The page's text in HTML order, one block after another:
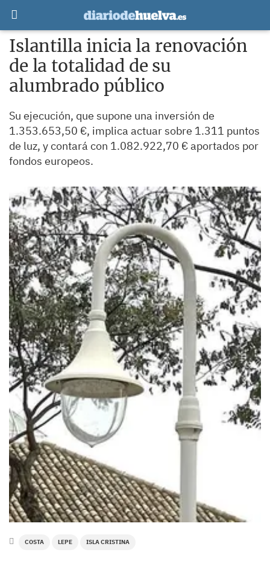
Islantilla inicia la renovación
de la totalidad de su
alumbrado público
Su ejecución, que supone una inversión de
1.353.653,50 €, implica actuar sobre 1.311 puntos
de luz, y contará con 1.082.922,70 € aportados por
fondos europeos.
COSTA LEPE ISLA CRISTINA